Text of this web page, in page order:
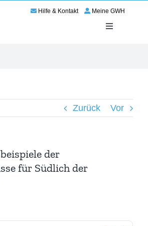
Hilfe & Kontakt Meine GWH
Toggle
Zurück Vor
der
für Südlich der